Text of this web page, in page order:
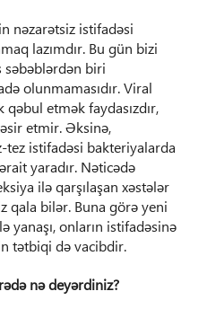
nəzarətsiz istifadəsi
lazımdır. Bu gün bizi
səbəblərdən biri
olunmamasıdır. Viral
etmək faydasızdır,
etmir. Əksinə,
tez istifadəsi bakteriyalarda
yaradır. Nəticədə
ilə qarşılaşan xəstələr
qala bilər. Buna görə yeni
yanaşı, onların istifadəsinə
tətbiqi də vacibdir.
nə deyərdiniz?